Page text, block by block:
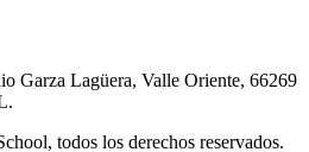
Garza Lagüera, Valle Oriente, 66269
todos los derechos reservados.